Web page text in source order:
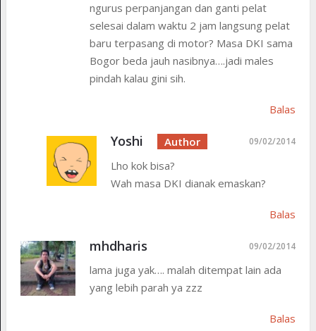
ngurus perpanjangan dan ganti pelat
selesai dalam waktu 2 jam langsung pelat
baru terpasang di motor? Masa DKI sama
Bogor beda jauh nasibnya….jadi males
pindah kalau gini sih.
Balas
Yoshi 09/02/2014
Lho kok bisa?
Wah masa DKI dianak emaskan?
Balas
mhdharis 09/02/2014
lama juga yak…. malah ditempat lain ada
yang lebih parah ya zzz
Balas